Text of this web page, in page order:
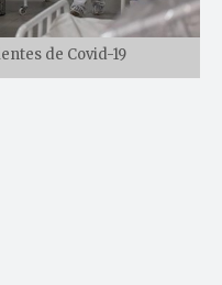
de Covid-19